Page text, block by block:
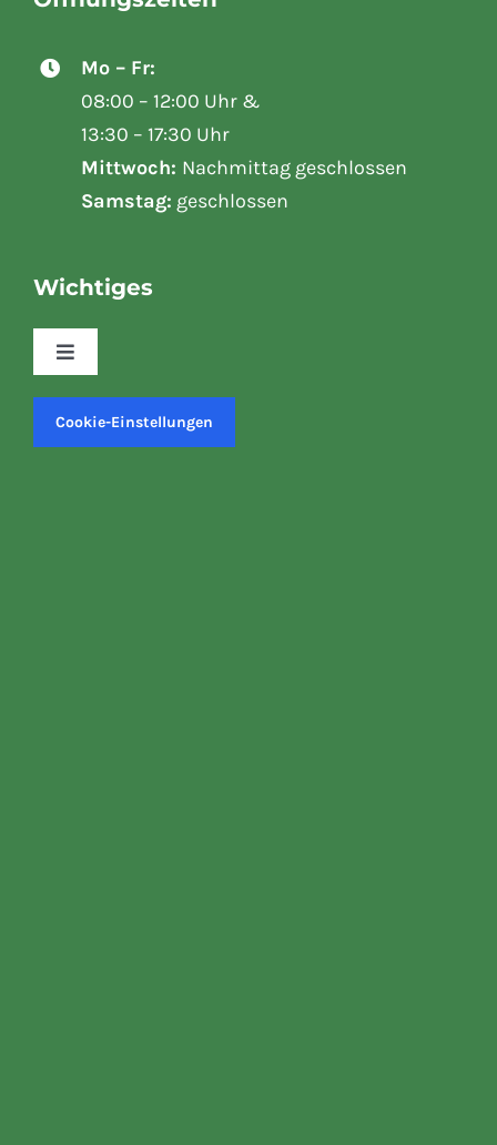
Öffnungszeiten
Mo – Fr:
08:00 – 12:00 Uhr &
13:30 – 17:30 Uhr
Mittwoch:
Nachmittag geschlossen
Samstag: geschlossen
Wichtiges
Toggle
Navigation
KasseCookie-Einstellungen